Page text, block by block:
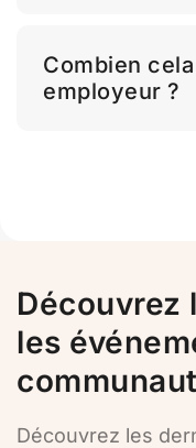
Combien
employeur ?
Découvrez
les
Découvrez les